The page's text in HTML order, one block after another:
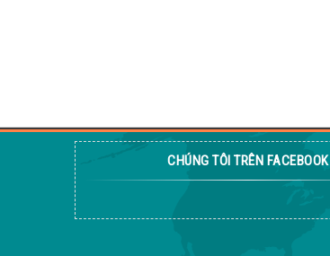
CHÚNG TÔI TRÊN FACEBOOK